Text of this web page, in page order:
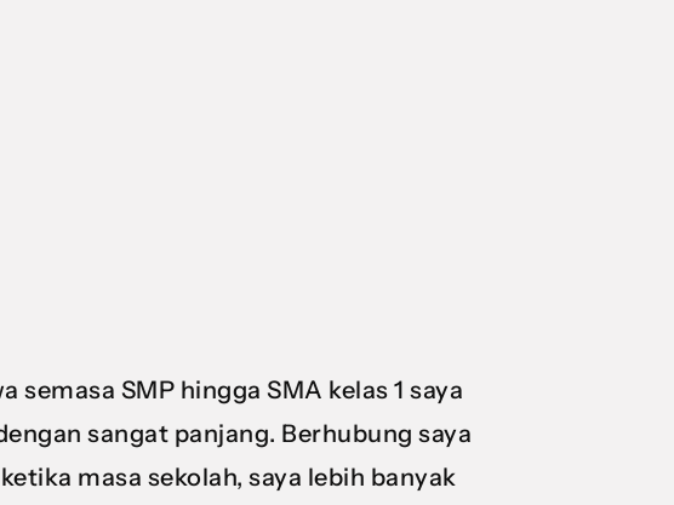
semasa SMP hingga SMA kelas 1 saya
sangat panjang. Berhubung saya
masa sekolah, saya lebih banyak